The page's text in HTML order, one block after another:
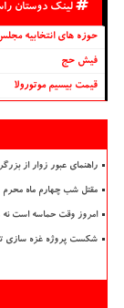
لینک دوستان
حوزه های انتخابیه
فیش حج
قیمت بیسیم موتورولا
راهنمای عبور زوار از
مقتل شب چهارم ماه محرم
امروز وقت حماسه است نه
شکست پروژه غزه سازی